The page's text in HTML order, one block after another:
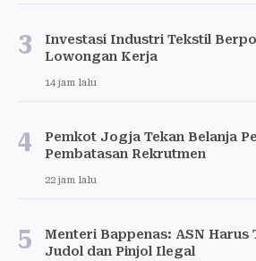
3
Investasi Industri Tekstil
Lowongan Kerja
14 jam lalu
4
Pemkot Jogja Tekan Belanja
Pembatasan Rekrutmen
22 jam lalu
5
Menteri Bappenas: ASN Harus
Judol dan Pinjol Ilegal